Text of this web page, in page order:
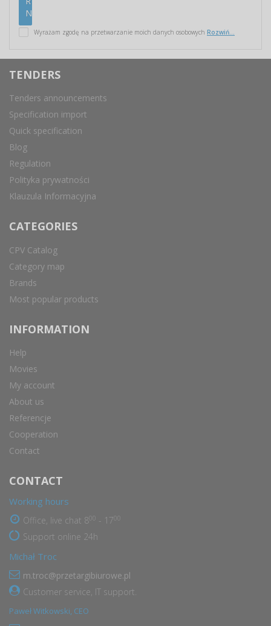
Wyrażam zgodę na przetwarzanie moich danych osobowych Rozwiń...
TENDERS
Tenders announcements
Specification import
Quick specification
Blog
Regulation
Polityka prywatności
Klauzula Informacyjna
CATEGORIES
CPV Catalog
Category map
Brands
Most popular products
INFORMATION
Help
Movies
My account
About us
Referencje
Cooperation
Contact
CONTACT
Working hours
Office, live chat 8 - 17
Support online 24h
Michał Troc
m.troc@przetargibiurowe.pl
Customer service, IT support.
Paweł Witkowski, CEO